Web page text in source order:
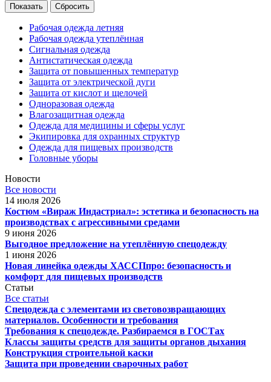
Сбросить
Рабочая одежда летняя
Рабочая одежда утеплённая
Сигнальная одежда
Антистатическая одежда
Защита от повышенных температур
Защита от электрической дуги
Защита от кислот и щелочей
Одноразовая одежда
Влагозащитная одежда
Одежда для медицины и сферы услуг
Экипировка для охранных структур
Одежда для пищевых производств
Головные уборы
Новости
Все новости
14 июля 2026
Костюм «Вираж Индастриал»: эстетика и безопасность на
производствах с агрессивными средами
9 июня 2026
Выгодное предложение на утеплённую спецодежду
1 июня 2026
Новая линейка одежды ХАССПпро: безопасность и
комфорт для пищевых производств
Статьи
Все статьи
Спецодежда с элементами из световозвращающих
материалов. Особенности и требования
Требования к спецодежде. Разбираемся в ГОСТах
Классы защиты средств для защиты органов дыхания
Конструкция строительной каски
Защита при проведении сварочных работ